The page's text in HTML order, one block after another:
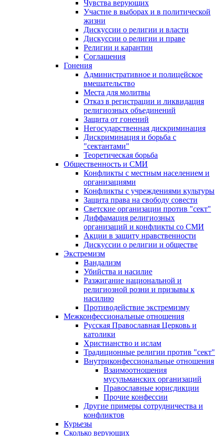
Чувства верующих
Участие в выборах и в политической
жизни
Дискуссии о религии и власти
Дискуссии о религии и праве
Религии и карантин
Соглашения
Гонения
Административное и полицейское
вмешательство
Места для молитвы
Отказ в регистрации и ликвидация
религиозных объединений
Защита от гонений
Негосударственная дискриминация
Дискриминация и борьба с
"сектантами"
Теоретическая борьба
Общественность и СМИ
Конфликты с местным населением и
организациями
Конфликты с учреждениями культуры
Защита права на свободу совести
Светские организации против "сект"
Диффамация религиозных
организаций и конфликты со СМИ
Акции в защиту нравственности
Дискуссии о религии и обществе
Экстремизм
Вандализм
Убийства и насилие
Разжигание национальной и
религиозной розни и призывы к
насилию
Противодействие экстремизму
Межконфессиональные отношения
Русская Православная Церковь и
католики
Христианство и ислам
Традиционные религии против "сект"
Внутриконфессиональные отношения
Взаимоотношения
мусульманских организаций
Православные юрисдикции
Прочие конфессии
Другие примеры сотрудничества и
конфликтов
Курьезы
Сколько верующих